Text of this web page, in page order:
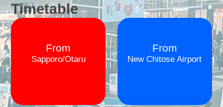
Timetable
From
Sapporo/Otaru
From
New Chitose Airport